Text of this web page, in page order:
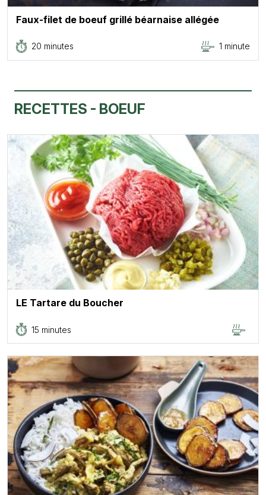
Faux-filet de boeuf grillé béarnaise allégée
20 minutes 1 minute
RECETTES - BOEUF
LE Tartare du Boucher
15 minutes